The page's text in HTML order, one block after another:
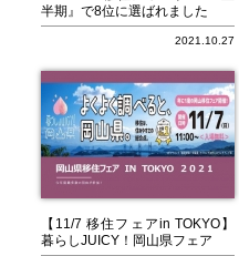
半期』で8位に選ばれました
2021.10.27
【11/7 移住フェアin TOKYO】
暮らしJUICY！岡山県フェア